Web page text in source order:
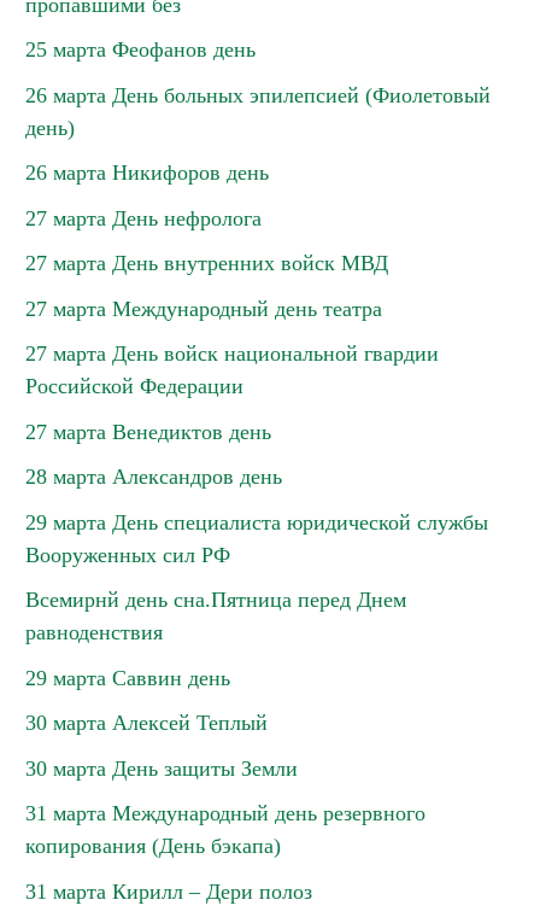
пропавшими без
25 марта Феофанов день
26 марта День больных эпилепсией (Фиолетовый
день)
26 марта Никифоров день
27 марта День нефролога
27 марта День внутренних войск МВД
27 марта Международный день театра
27 марта День войск национальной гвардии
Российской Федерации
27 марта Венедиктов день
28 марта Александров день
29 марта День специалиста юридической службы
Вооруженных сил РФ
Всемирнй день сна.Пятница перед Днем
равноденствия
29 марта Саввин день
30 марта Алексей Теплый
30 марта День защиты Земли
31 марта Международный день резервного
копирования (День бэкапа)
31 марта Кирилл – Дери полоз